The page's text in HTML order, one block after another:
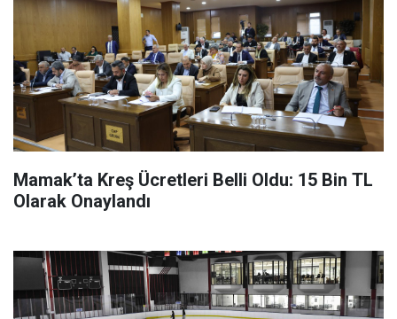
Mamak’ta Kreş Ücretleri Belli Oldu: 15 Bin TL
Olarak Onaylandı